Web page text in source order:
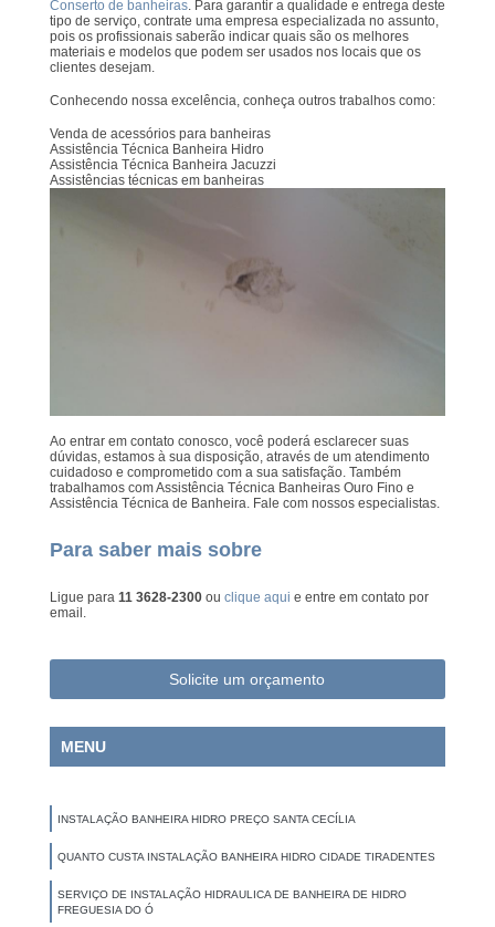
Conserto de banheiras. Para garantir a qualidade e entrega deste
tipo de serviço, contrate uma empresa especializada no assunto,
pois os profissionais saberão indicar quais são os melhores
materiais e modelos que podem ser usados nos locais que os
clientes desejam.
Conhecendo nossa excelência, conheça outros trabalhos como:
Venda de acessórios para banheiras
Assistência Técnica Banheira Hidro
Assistência Técnica Banheira Jacuzzi
Assistências técnicas em banheiras
Ao entrar em contato conosco, você poderá esclarecer suas
dúvidas, estamos à sua disposição, através de um atendimento
cuidadoso e comprometido com a sua satisfação. Também
trabalhamos com Assistência Técnica Banheiras Ouro Fino e
Assistência Técnica de Banheira. Fale com nossos especialistas.
Para saber mais sobre
Ligue para 11 3628-2300ou clique aqui e entre em contato por
email.
Solicite um orçamento
MENU
INSTALAÇÃO BANHEIRA HIDRO PREÇO SANTA CECÍLIA
QUANTO CUSTA INSTALAÇÃO BANHEIRA HIDRO CIDADE TIRADENTES
SERVIÇO DE INSTALAÇÃO HIDRAULICA DE BANHEIRA DE HIDRO
FREGUESIA DO Ó